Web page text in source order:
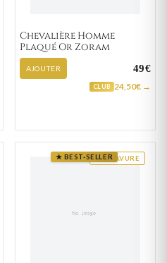
Chevalière Homme
Plaqué Or Zoram
AJOUTER 49€
CLUB 24,50€ →
GRAVURE
★ BEST-SELLER